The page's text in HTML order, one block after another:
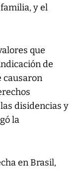
y el
que
de
causaron
disidencias y
la
en Brasil,